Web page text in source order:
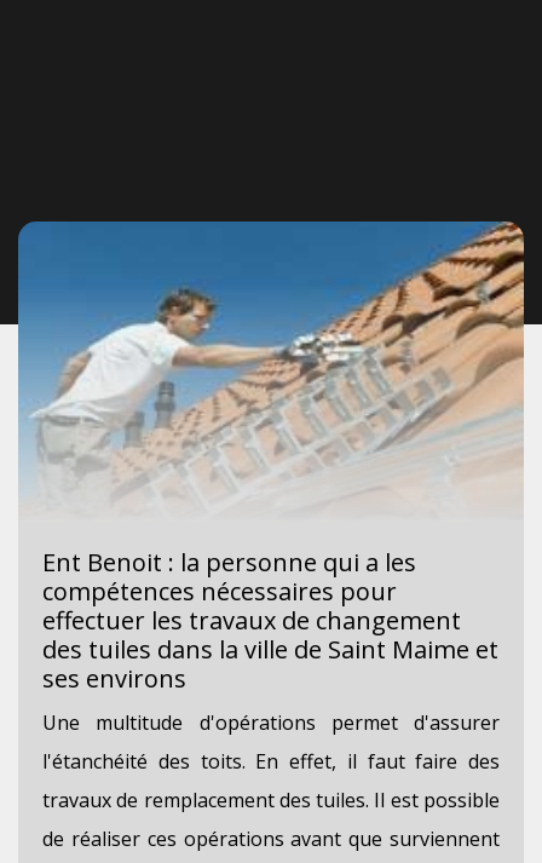
Ent Benoit : la personne qui a les
compétences nécessaires pour
effectuer les travaux de changement
des tuiles dans la ville de Saint Maime et
ses environs
Une multitude d'opérations permet d'assurer
l'étanchéité des toits. En effet, il faut faire des
travaux de remplacement des tuiles. Il est possible
de réaliser ces opérations avant que surviennent